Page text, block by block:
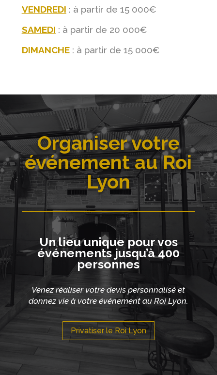
VENDREDI : à partir de 15 000€
SAMEDI : à partir de 20 000€
DIMANCHE: à partir de 15 000€
Organiser votre
événement au Roi
Lyon
Un lieu unique pour vos
événements jusqu’à 400
personnes
Venez réaliser votre devis personnalisé et
donnez vie à votre événement au Roi Lyon.
Privatiser le Roi Lyon